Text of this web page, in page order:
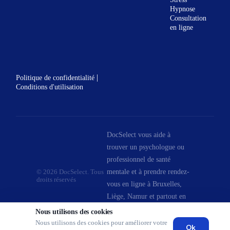
Nous utilisons des cookies
Nous utilisons des cookies pour améliorer votre
Ok
Hypnose
Consultation
en ligne
Politique de confidentialité |
Conditions d'utilisation
© 2026 DocSelect. Tous
droits réservés
DocSelect vous aide à
trouver un psychologue ou
professionnel de santé
mentale et à prendre rendez-
vous en ligne à Bruxelles,
Liège, Namur et partout en
Belgique.